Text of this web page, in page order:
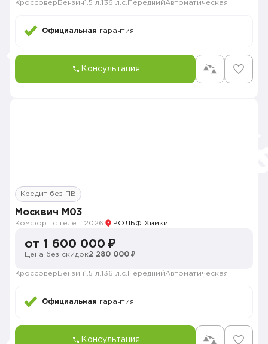
Кроссовер Бензин1.5 л. 136 л.с. ПереднийАвтоматическая
Официальная гарантия
Консультация
Кредит без ПВ
Москвич M03
2026 РОЛЬФ Химки
от 1 600 000 ₽
Цена без скидок2 280 000 ₽
Кроссовер Бензин1.5 л. 136 л.с. ПереднийАвтоматическая
Официальная гарантия
Консультация